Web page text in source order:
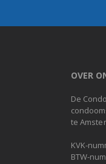
OVER
De
te
KVK-
BTW-